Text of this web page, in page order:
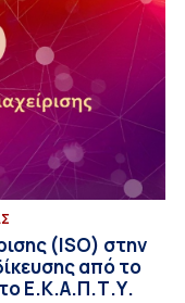
(ISO) στην
από το
Ε.Κ.Α.Π.Τ.Υ.